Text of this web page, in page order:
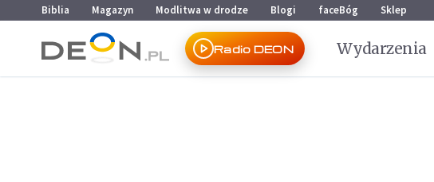
Przejdź do menu głównego
Przejdź do treści
Biblia Magazyn Modlitwa w drodze Blogi faceBóg Sklep
Radio DEON Wydarzenia